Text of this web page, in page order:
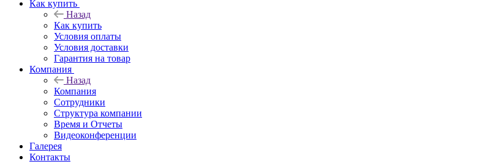
Как купить
Назад
Как купить
Условия оплаты
Условия доставки
Гарантия на товар
Компания
Назад
Компания
Сотрудники
Структура компании
Время и Отчеты
Видеоконференции
Галерея
Контакты